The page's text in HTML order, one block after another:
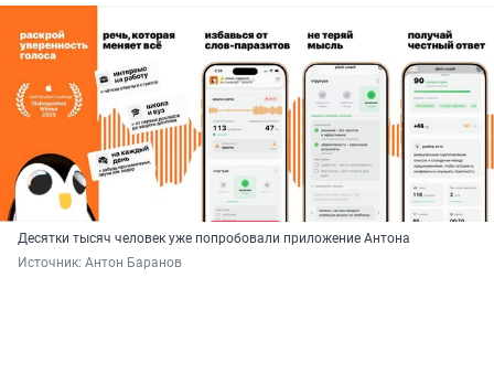
Десятки тысяч человек уже попробовали приложение Антона
Источник: Антон Баранов